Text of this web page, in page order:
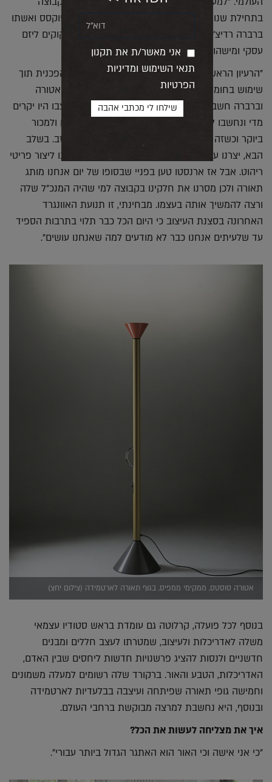
בתחילת שנות השמונים. הוא היה חבר של אטורה פוקסס ואשתו
ברברה רדיצ'ה שרצוה להקים את קבוצה אבל היו זקוקים ליזם
עסקי ומישהו שיצוק פנימה אנרגיות ורוח טובה.
"הרעיון הראשוני, היה להציג גישה ושפה עיצובית מהפכנית תוך
שימוש בחומרים פשוטים. אבל, מהר מאוד, למרות שאטורה
וברברה חשבו שזו תנועה דמוקרטית, הפריטים שעיצבו היו יקרים
מדי ונחשבו לפריטי אספנות. סוסטס רצה להיות אמן ולמכור
ביוקר וכשזה לא בא בקנה אחד עם הקבוצה, הוא עזב. בשלב
הבא, יצרנו עוד שתי קולקציות בעזרת אמנים שהזמנו ליצור פריטי
ריהוט. אבל אז ארנסטו טען בפניי שבסופו של יום אנחנו מותג
תאורה ולכן מסרנו את חלקינו בקבוצה למי שהיה המנכ"ל שלה
ורצה להמשיך אותה בעצמו. מבחינתי, זו תנועת האוונגרד
האחרונה בסצנת העיצוב כי היום הכל כבר תלוי בתרבות הספיד
עד שלעיתים אנחנו כבר לא מודעים למה שאנחנו עושים".
אטורה סוסטס, ממקימי ממפיס, בגוף תאורה לארטמידה (צילום יחצ)
בנוסף לכל פועלה, קרלוטה גם עומדת בראש סטודיו עצמאי
משלה לאדריכלות ולעיצוב, שמטרתו לעצב חללים ומבנים
חדשניים ולנסות להציג פרשנויות חדשות ליחסים שבין האדם,
האדריכלות, הטבע והאור. ברקורד שלה רשומים למעלה משמונים
וחמישה גופי תאורה שפיתחה ועיצבה בבלעדיות לארטמידה
ובנוסף, היא נחשבת למרצה מבוקשת ברחבי העולם.
איך את מצליחה לעשות את הכל?
"כי אני אישה וכי האור הוא האתגר הגדול ביותר עבורי".
אני מאשר/ת את תקנון
תנאי השימוש ומדיניות
הפרטיות